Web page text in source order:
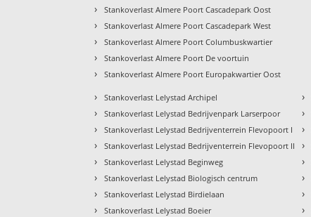
› Stankoverlast Almere Poort Cascadepark Oost
› Stankoverlast Almere Poort Cascadepark West
› Stankoverlast Almere Poort Columbuskwartier
› Stankoverlast Almere Poort De voortuin
› Stankoverlast Almere Poort Europakwartier Oost
› Stankoverlast Lelystad Archipel
› Stankoverlast Lelystad Bedrijvenpark Larserpoor
› Stankoverlast Lelystad Bedrijventerrein Flevopoort I
› Stankoverlast Lelystad Bedrijventerrein Flevopoort II
› Stankoverlast Lelystad Beginweg
› Stankoverlast Lelystad Biologisch centrum
› Stankoverlast Lelystad Birdielaan
› Stankoverlast Lelystad Boeier
›
›
›
›
›
›
›
›